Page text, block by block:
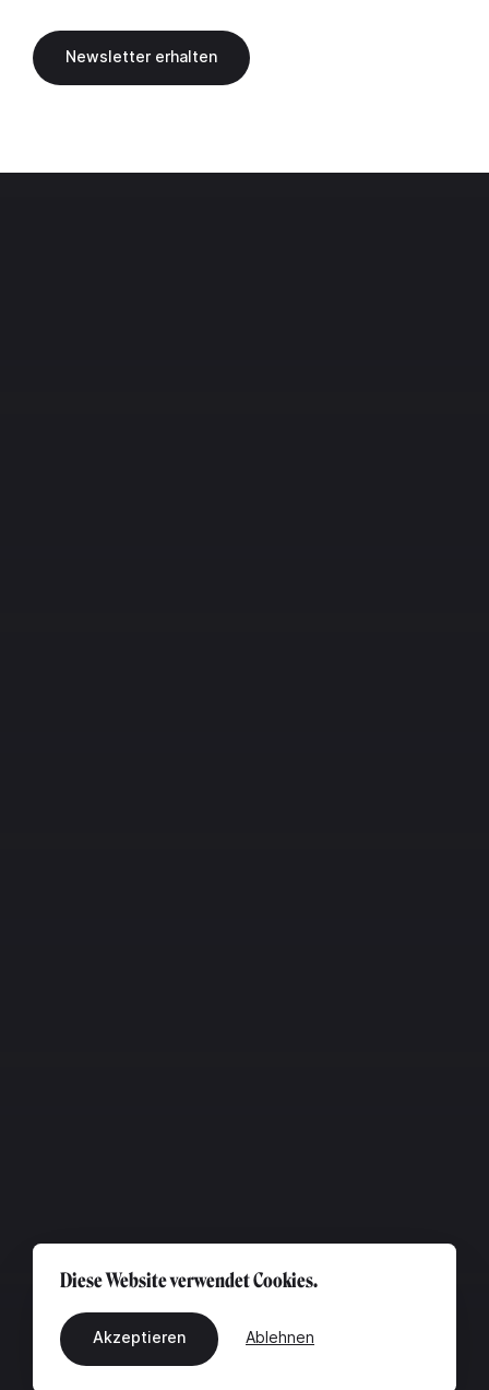
Diese Website verwendet Cookies.
Akzeptieren Ablehnen